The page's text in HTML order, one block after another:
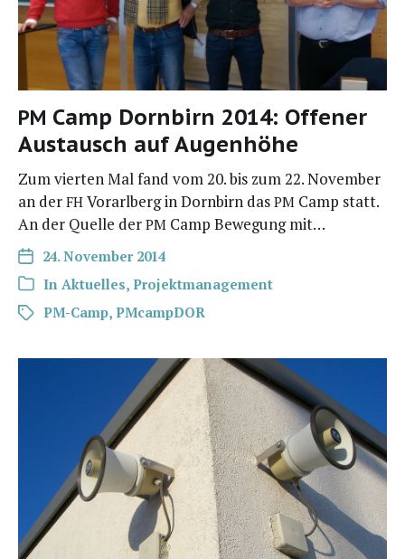
PM Camp Dornbirn 2014: Offener
Austausch auf Augenhöhe
Zum vier­ten Mal fand vom 20. bis zum 22. Novem­ber
an der FH Vor­arl­berg in Dorn­birn das PM Camp statt.
An der Quel­le der PM Camp Bewe­gung mit…
24. November 2014
In Aktuelles, Projektmanagement
PM-Camp, PMcampDOR